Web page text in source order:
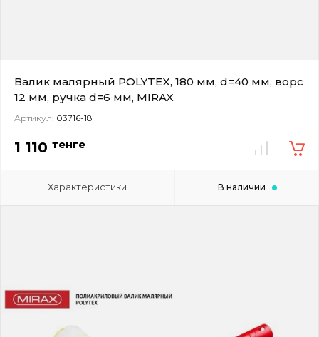
Валик малярный POLYTEX, 180 мм, d=40 мм, ворс
12 мм, ручка d=6 мм, MIRAX
Артикул: 03716-18
1 110 тенге
Характеристики В наличии